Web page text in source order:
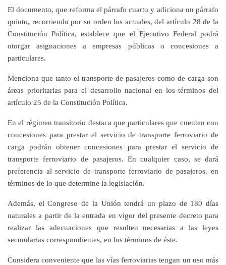
El documento, que reforma el párrafo cuarto y adiciona un párrafo
quinto, recorriendo por su orden los actuales, del artículo 28 de la
Constitución Política, establece que el Ejecutivo Federal podrá
otorgar asignaciones a empresas públicas o concesiones a
particulares.
Menciona que tanto el transporte de pasajeros como de carga son
áreas prioritarias para el desarrollo nacional en los términos del
artículo 25 de la Constitución Política.
En el régimen transitorio destaca que particulares que cuenten con
concesiones para prestar el servicio de transporte ferroviario de
carga podrán obtener concesiones para prestar el servicio de
transporte ferroviario de pasajeros. En cualquier caso, se dará
preferencia al servicio de transporte ferroviario de pasajeros, en
términos de lo que determine la legislación.
Además, el Congreso de la Unión tendrá un plazo de 180 días
naturales a partir de la entrada en vigor del presente decreto para
realizar las adecuaciones que resulten necesarias a las leyes
secundarias correspondientes, en los términos de éste.
Considera conveniente que las vías ferroviarias tengan un uso más